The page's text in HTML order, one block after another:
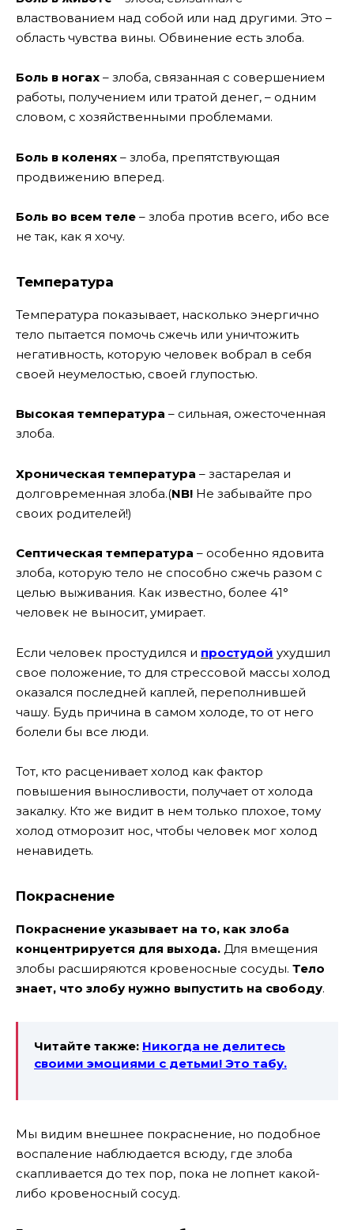
властвованием над собой или над другими. Это –
область чувства вины. Обвинение есть злоба.
Боль в ногах – злоба, связанная с совершением
работы, получением или тратой денег, – одним
словом, с хозяйственными проблемами.
Боль в коленях – злоба, препятствующая
продвижению вперед.
Боль во всем теле – злоба против всего, ибо все
не так, как я хочу.
Температура
Температура показывает, насколько энергично
тело пытается помочь сжечь или уничтожить
негативность, которую человек вобрал в себя
своей неумелостью, своей глупостью.
Высокая температура – сильная, ожесточенная
злоба.
Хроническая температура – застарелая и
долговременная злоба.(NB! Не забывайте про
своих родителей!)
Септическая температура – особенно ядовита
злоба, которую тело не способно сжечь разом с
целью выживания. Как известно, более 41°
человек не выносит, умирает.
Если человек простудился и простудой ухудшил
свое положение, то для стрессовой массы холод
оказался последней каплей, переполнившей
чашу. Будь причина в самом холоде, то от него
болели бы все люди.
Тот, кто расценивает холод как фактор
повышения выносливости, получает от холода
закалку. Кто же видит в нем только плохое, тому
холод отморозит нос, чтобы человек мог холод
ненавидеть.
Покраснение
Покраснение указывает на то, как злоба
концентрируется для выхода. Для вмещения
злобы расширяются кровеносные сосуды. Тело
знает, что злобу нужно выпустить на свободу.
Читайте также: Никогда не делитесь
своими эмоциями с детьми! Это табу.
Мы видим внешнее покраснение, но подобное
воспаление наблюдается всюду, где злоба
скапливается до тех пор, пока не лопнет какой-
либо кровеносный сосуд.